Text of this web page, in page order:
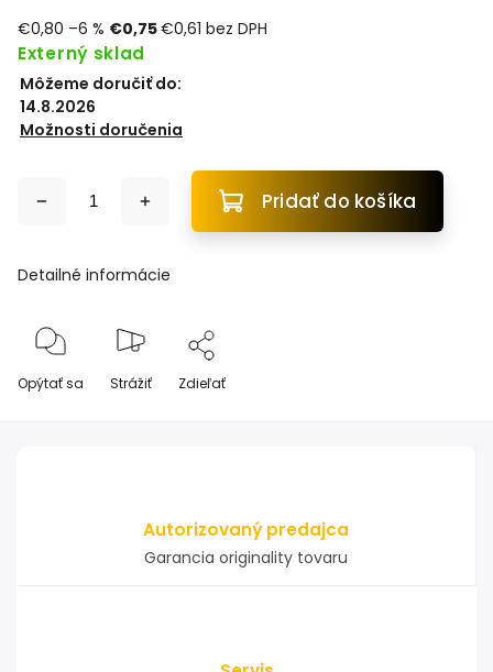
€0,80 –6 % €0,75€0,61 bez DPH
Externý sklad
Môžeme doručiť do:
14.8.2026
Možnosti doručenia
Pridať do košíka
Detailné informácie
Opýtať sa Strážiť Zdieľať
Autorizovaný predajca
Garancia originality tovaru